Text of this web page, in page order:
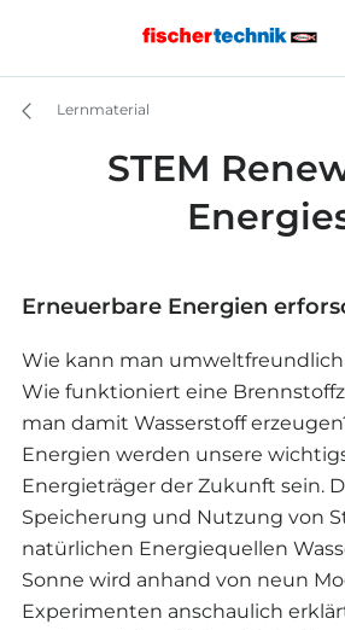
Lernmaterial
STEM
Erneuerbare Energien
Wie kann man
Wie funktioniert eine
man damit Wasserstoff
Energien werden unsere
Energieträger der Zukunft sein.
Speicherung und Nutzung von
natürlichen Energiequellen
Sonne wird anhand von neun
Experimenten anschaulich